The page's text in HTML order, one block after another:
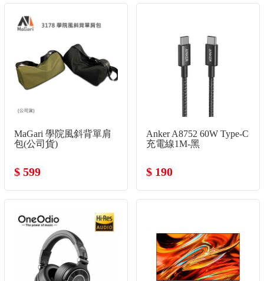
MaGari 學院風斜背單肩
包(公司貨)
$ 599
Anker A8752 60W Type-C
充電線1M-黑
$ 190